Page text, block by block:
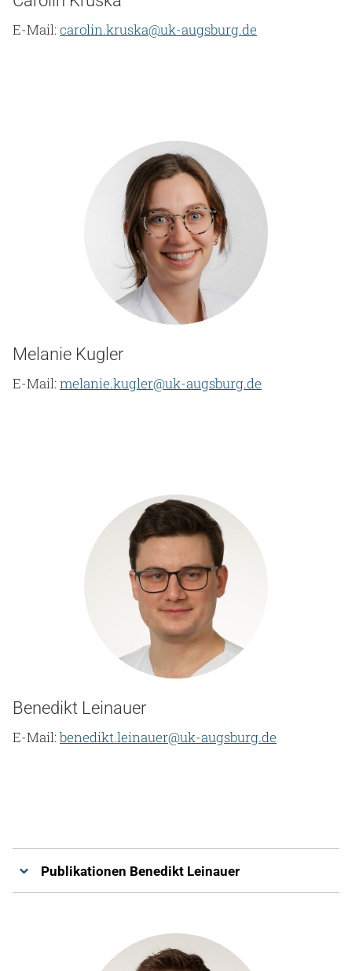
E-Mail:carolin.kruska@uk-augsburg.de
Melanie Kugler
E-Mail:melanie.kugler@uk-augsburg.de
Benedikt Leinauer
E-Mail:benedikt.leinauer@uk-augsburg.de
Publikationen Benedikt Leinauer